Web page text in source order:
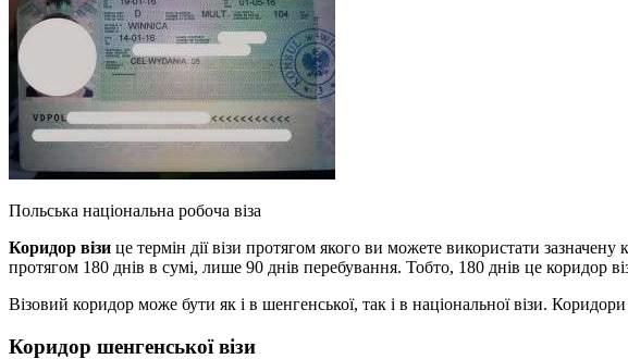
Польська національна робоча віза
Коридор візи це термін дії візи протягом якого ви можете використати
протягом 180 днів в сумі, лише 90 днів перебування. Тобто, 180 днів це коридор
Візовий коридор може бути як і в шенгенської, так і в національної візи.
Коридор шенгенської візи